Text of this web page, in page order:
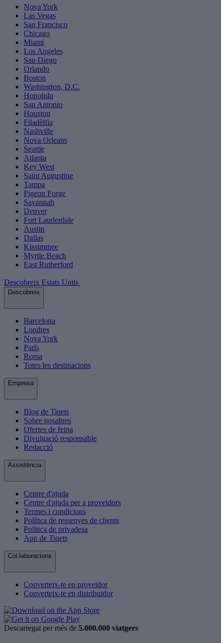
Nova York
Las Vegas
San Francisco
Chicago
Miami
Los Angeles
San Diego
Orlando
Boston
Washington, D.C.
Honolulu
San Antonio
Houston
Filadèlfia
Nashville
Nova Orleans
Seattle
Atlanta
Key West
Saint Augustine
Tampa
Pigeon Forge
Savannah
Denver
Fort Lauderdale
Austin
Dallas
Kissimmee
Myrtle Beach
East Rutherford
Descobreix Estats Units
Descobreix
Barcelona
Londres
Nova York
París
Roma
Totes les destinacions
Empresa
Blog de Tiqets
Sobre nosaltres
Ofertes de feina
Divulgació responsable
Redacció
Assistència
Centre d'ajuda
Centre d'ajuda per a proveïdors
Termes i condicions
Política de ressenyes de clients
Política de privadesa
App de Tiqets
Col·laboracions
Converteix-te en proveïdor
Converteix-te en distribuïdor
Descarregat per més de 5.000.000 viatgers